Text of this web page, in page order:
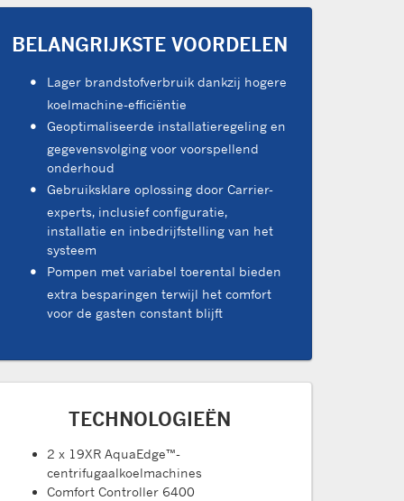
BELANGRIJKSTE VOORDELEN
Lager brandstofverbruik dankzij hogere
koelmachine-efficiëntie
Geoptimaliseerde installatieregeling en
gegevensvolging voor voorspellend
onderhoud
Gebruiksklare oplossing door Carrier-
experts, inclusief configuratie,
installatie en inbedrijfstelling van het
systeem
Pompen met variabel toerental bieden
extra besparingen terwijl het comfort
voor de gasten constant blijft
TECHNOLOGIEËN
2 x 19XR AquaEdge™-
centrifugaalkoelmachines
Comfort Controller 6400